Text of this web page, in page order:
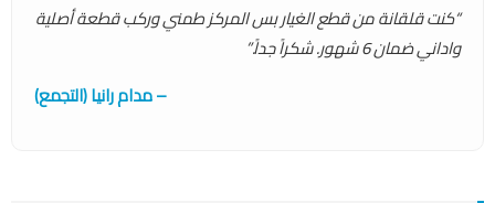
“كنت قلقانة من قطع الغيار بس المركز طمني وركب قطعة أصلية
واداني ضمان 6 شهور. شكراً جداً.”
– مدام رانيا (التجمع)